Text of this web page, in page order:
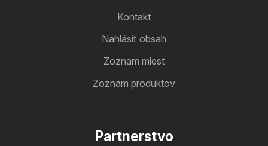
Kontakt
Nahlásiť obsah
Zoznam miest
Zoznam produktov
Partnerstvo